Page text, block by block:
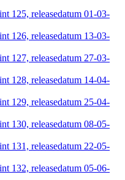
125, releasedatum 01-03-
126, releasedatum 13-03-
127, releasedatum 27-03-
128, releasedatum 14-04-
129, releasedatum 25-04-
130, releasedatum 08-05-
131, releasedatum 22-05-
132, releasedatum 05-06-